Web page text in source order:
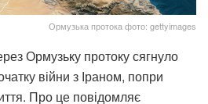
Ормузька протока фото: gettyimages
Ормузьку протоку сягнуло
війни з Іраном, попри
Про це повідомляє